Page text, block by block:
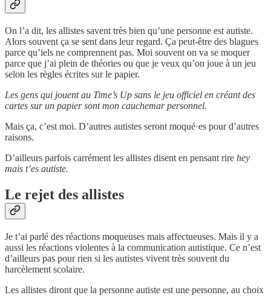
On l’a dit, les allistes savent très bien qu’une personne est autiste.
Alors souvent ça se sent dans leur regard. Ça peut-être des blagues
parce qu’iels ne comprennent pas. Moi souvent on va se moquer
parce que j’ai plein de théories ou que je veux qu’on joue à un jeu
selon les règles écrites sur le papier.
Les gens qui jouent au Time’s Up sans le jeu officiel en créant des
cartes sur un papier sont mon cauchemar personnel.
Mais ça, c’est moi. D’autres autistes seront moqué·es pour d’autres
raisons.
D’ailleurs parfois carrément les allistes disent en pensant rire hey
mais t’es autiste.
Le rejet des allistes
Je t’ai parlé des réactions moqueuses mais affectueuses. Mais il y a
aussi les réactions violentes à la communication autistique. Ce n’est
d’ailleurs pas pour rien si les autistes vivent très souvent du
harcèlement scolaire.
Les allistes diront que la personne autiste est une personne, au choix